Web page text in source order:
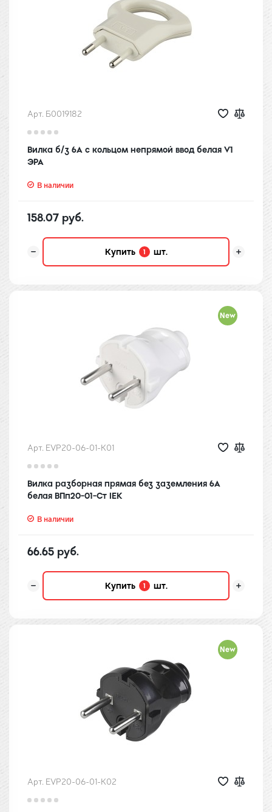
Арт. Б0019182
Вилка б/з 6A с кольцом непрямой ввод белая V1
ЭРА
В наличии
158.07 руб.
Купить 1 шт.
New
Арт. EVP20-06-01-K01
Вилка разборная прямая без заземления 6А
белая ВПп20-01-Ст IEK
В наличии
66.65 руб.
Купить 1 шт.
New
Арт. EVP20-06-01-K02